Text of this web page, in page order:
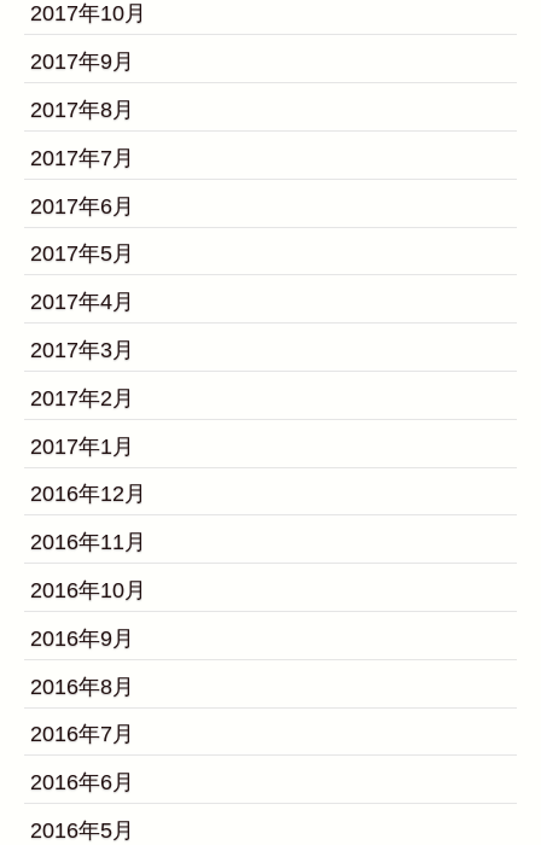
2017年10月
2017年9月
2017年8月
2017年7月
2017年6月
2017年5月
2017年4月
2017年3月
2017年2月
2017年1月
2016年12月
2016年11月
2016年10月
2016年9月
2016年8月
2016年7月
2016年6月
2016年5月